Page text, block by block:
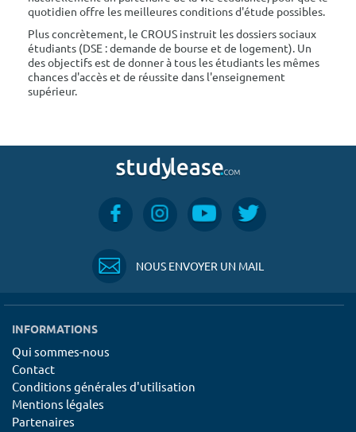
quotidien offre les meilleures conditions d'étude possibles.
Plus concrètement, le CROUS instruit les dossiers sociaux
étudiants (DSE : demande de bourse et de logement). Un
des objectifs est de donner à tous les étudiants les mêmes
chances d'accès et de réussite dans l'enseignement
supérieur.
NOUS ENVOYER UN MAIL
INFORMATIONS
Qui sommes-nous
Contact
Conditions générales d'utilisation
Mentions légales
Partenaires